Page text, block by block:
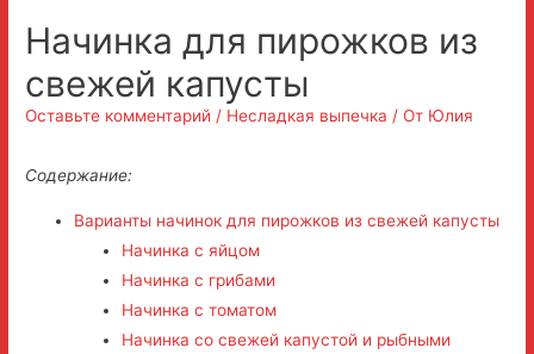
Начинка для пирожков из
свежей капусты
Оставьте комментарий / Несладкая выпечка / От Юлия
Содержание:
Варианты начинок для пирожков из свежей капусты
Начинка с яйцом
Начинка с грибами
Начинка с томатом
Начинка со свежей капустой и рыбными